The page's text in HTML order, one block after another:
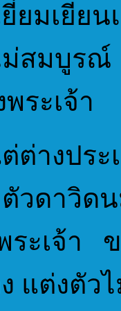
ยมเยีย
ม่สมบูร
ระเจ้า
างประ
ดาวิดน
ระเจ้า
แต่งตัว